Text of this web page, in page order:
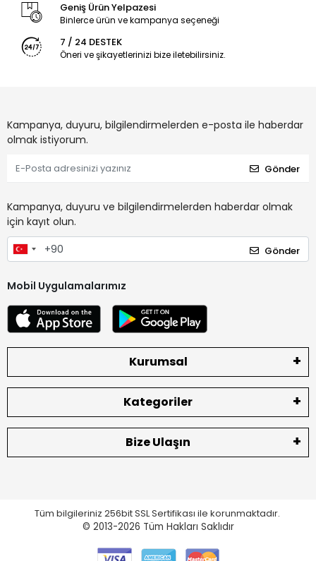
Geniş Ürün Yelpazesi
Binlerce ürün ve kampanya seçeneği
7 / 24 DESTEK
Öneri ve şikayetlerinizi bize iletebilirsiniz.
Kampanya, duyuru, bilgilendirmelerden e-posta ile haberdar
olmak istiyorum.
Gönder
Kampanya, duyuru ve bilgilendirmelerden haberdar olmak
için kayıt olun.
Gönder
Mobil Uygulamalarımız
Kurumsal
Kategoriler
Bize Ulaşın
Tüm bilgileriniz 256bit SSL Sertifikası ile korunmaktadır.
© 2013-2026 Tüm Hakları Saklıdır